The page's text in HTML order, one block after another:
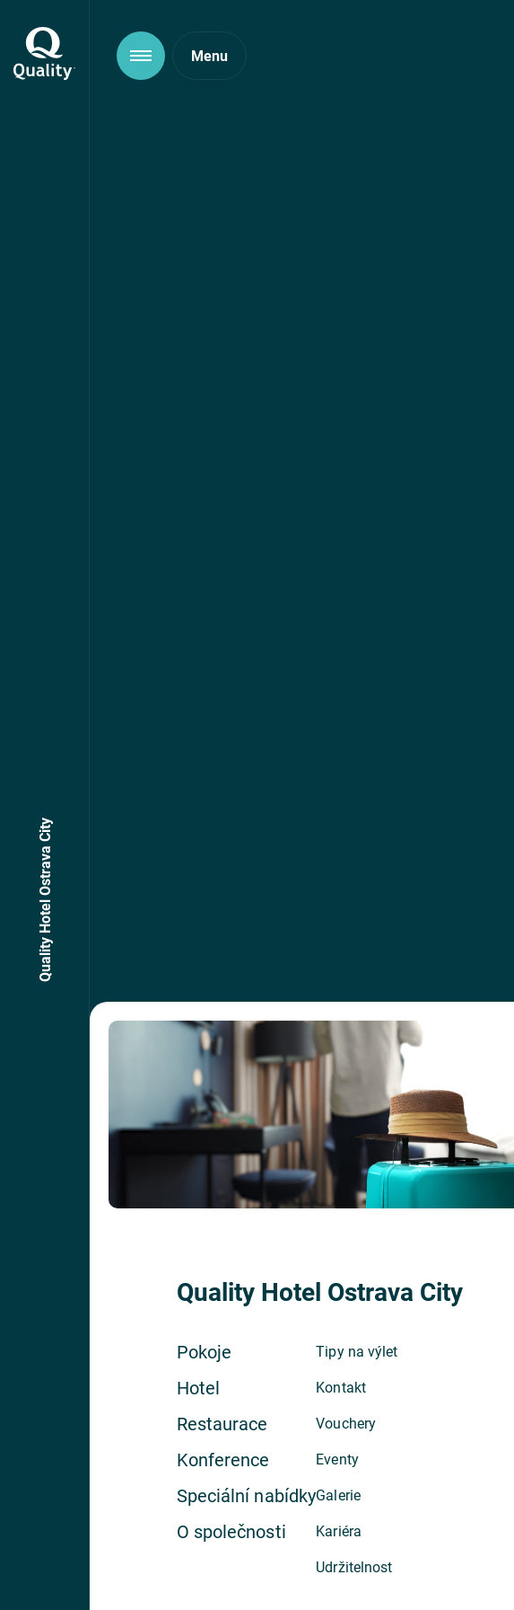
Quality Hotel Ostrava City
Pokoje
Hotel
Restaurace
Konference
Speciální nabídky
O společnosti
Tipy na výlet
Kontakt
Vouchery
Eventy
Galerie
Kariéra
Udržitelnost
Quality Hotel Ostrava City